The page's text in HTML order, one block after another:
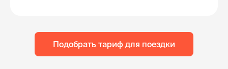
Подобрать тариф для поездки